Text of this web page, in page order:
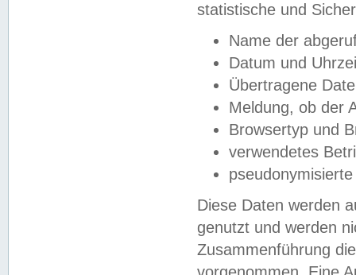
statistische und
Name der
Datum und
Übertragene
Meldung, ob der
Browsertyp und
verwendetes
Diese Daten werden
genutzt und werden
Zusammenführung